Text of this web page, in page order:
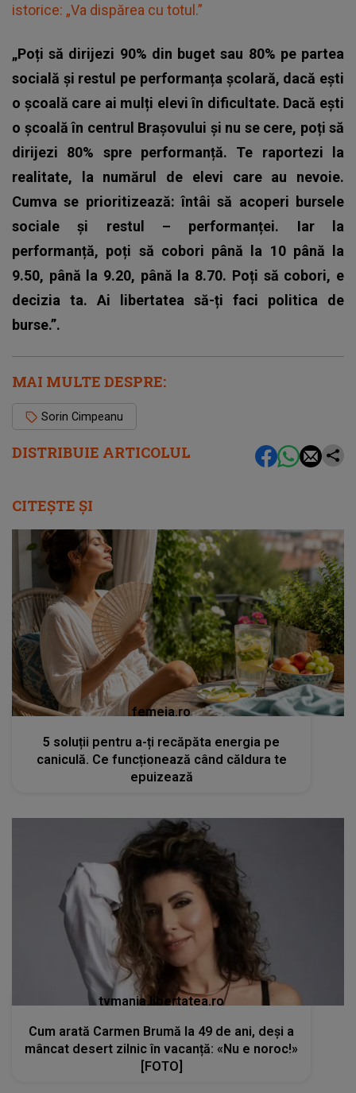
DISTRIBUIE ARTICOLUL
istorice: „Va dispărea cu totul.”
„Poți să dirijezi 90% din buget sau 80% pe partea
socială și restul pe performanța școlară, dacă ești
o școală care ai mulți elevi în dificultate. Dacă ești
o școală în centrul Brașovului și nu se cere, poți să
dirijezi 80% spre performanță. Te raportezi la
realitate, la numărul de elevi care au nevoie.
Cumva se prioritizează: întâi să acoperi bursele
sociale și restul – performanței. Iar la
performanță, poți să cobori până la 10 până la
9.50, până la 9.20, până la 8.70. Poți să cobori, e
decizia ta. Ai libertatea să-ți faci politica de
burse.”.
MAI MULTE DESPRE:
Sorin Cimpeanu
CITEȘTE ȘI
femeia.ro
5 soluții pentru a-ți recăpăta energia pe
caniculă. Ce funcționează când căldura te
epuizează
tvmania.libertatea.ro
Cum arată Carmen Brumă la 49 de ani, deși a
mâncat desert zilnic în vacanță: «Nu e noroc!»
[FOTO]